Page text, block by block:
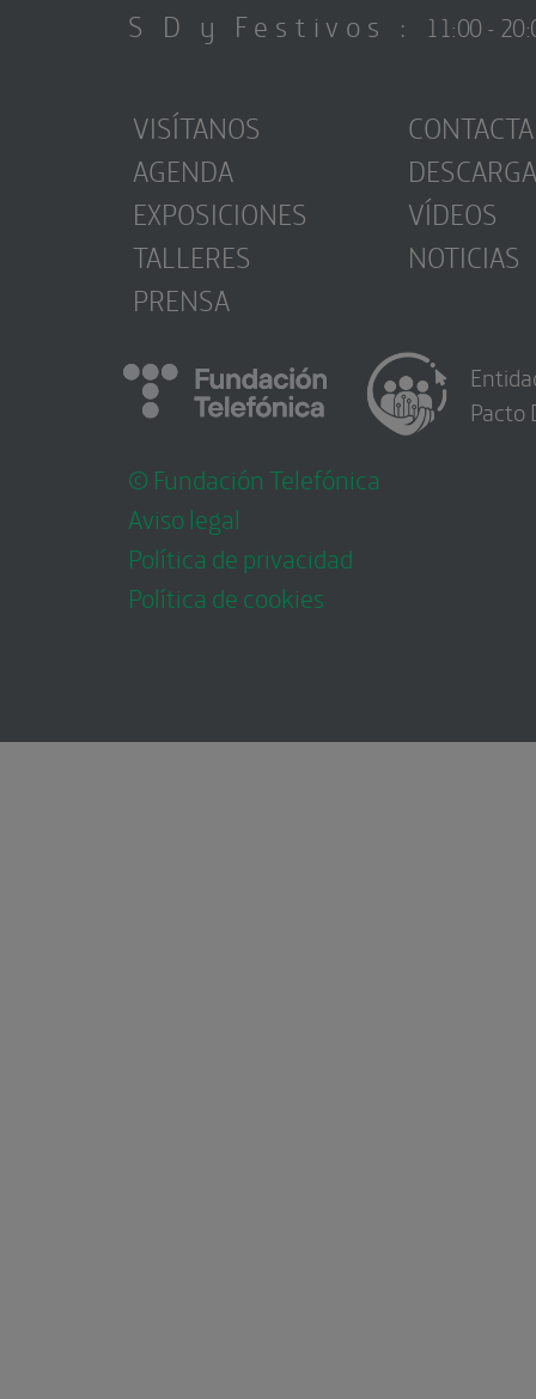
S D y Festivos : 11:00 -
VISÍTANOS
AGENDA
EXPOSICIONES
TALLERES
PRENSA
CONTACTA
VÍDEOS
NOTICIAS
© Fundación Telefónica
Aviso legal
Política de privacidad
Política de cookies
Pacto